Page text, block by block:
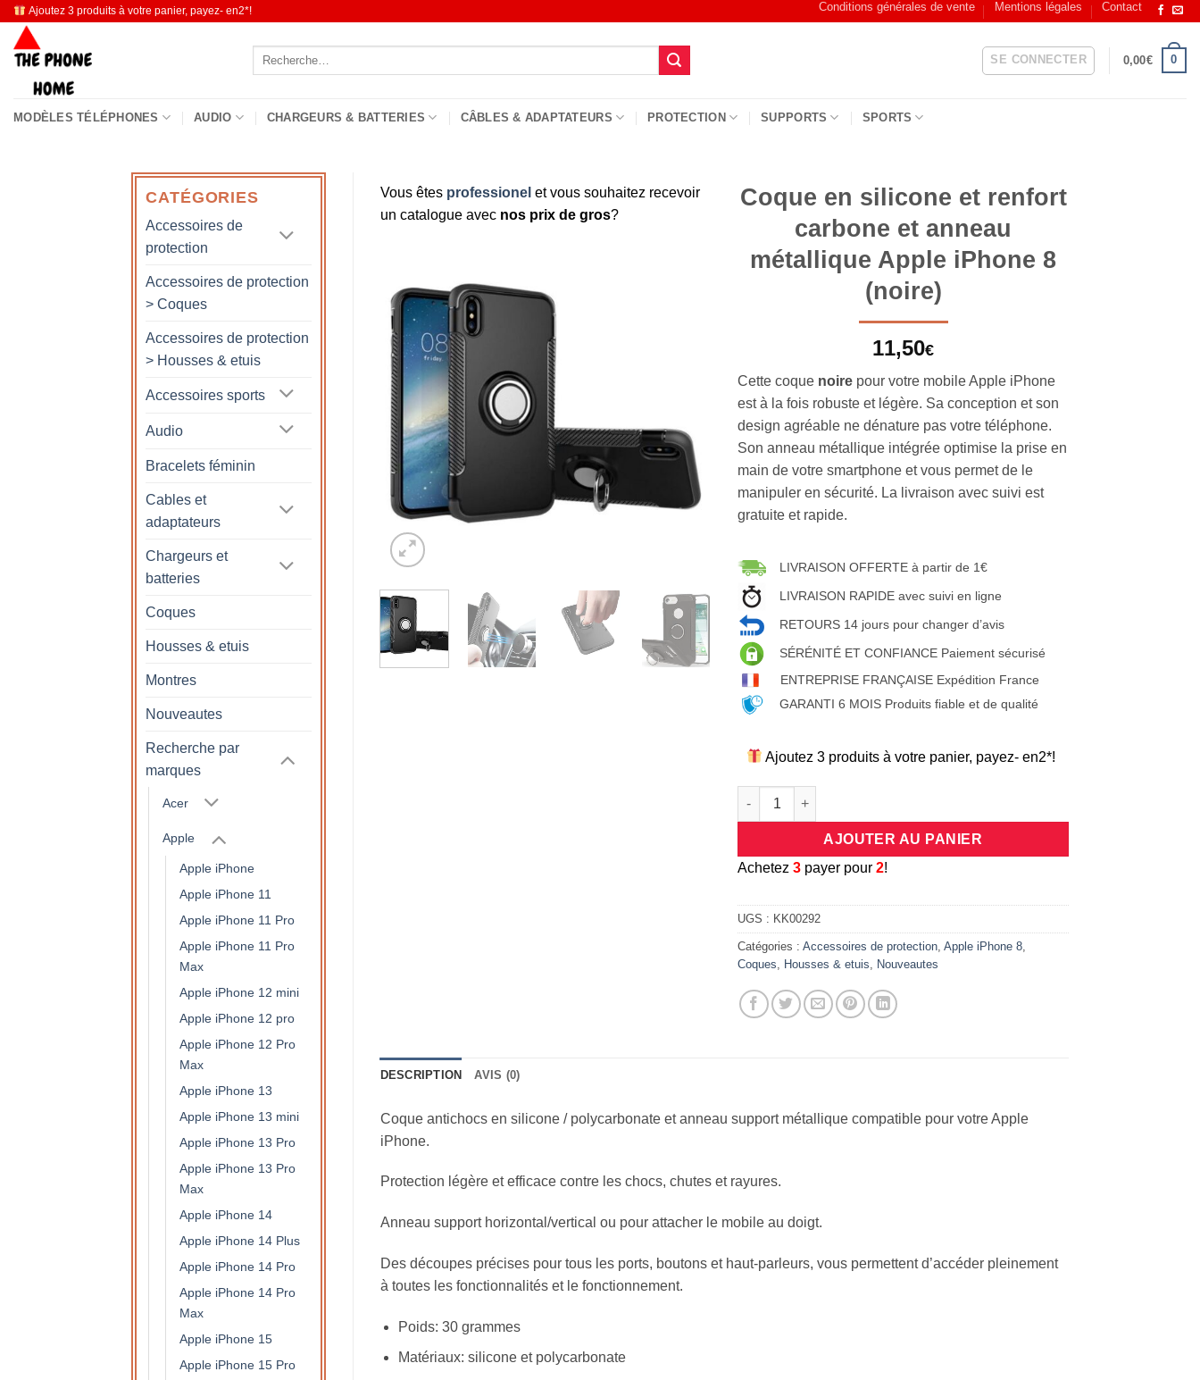
Passer
contenu
Ajoutez 3 produits à votre panier, payez- en2*! Conditions générales de vente Mentions légales Contact
Recherche
SE CONNECTER 0,00€ 0
MODÈLES TÉLÉPHONES AUDIO CHARGEURS & BATTERIES CÂBLES & ADAPTATEURS PROTECTION SUPPORTS SPORTS
CATÉGORIES
Accessoires de
protection
Accessoires de protection
> Coques
Accessoires de protection
> Housses & etuis
Accessoires sports
Audio
Bracelets féminin
Cables et
adaptateurs
Chargeurs et
batteries
Coques
Housses & etuis
Montres
Nouveautes
Recherche par
marques
Acer
Apple
Apple iPhone
Apple iPhone 11
Apple iPhone 11 Pro
Apple iPhone 11 Pro
Max
Apple iPhone 12 mini
Apple iPhone 12 pro
Apple iPhone 12 Pro
Max
Apple iPhone 13
Apple iPhone 13 mini
Apple iPhone 13 Pro
Apple iPhone 13 Pro
Max
Apple iPhone 14
Apple iPhone 14 Plus
Apple iPhone 14 Pro
Apple iPhone 14 Pro
Max
Apple iPhone 15
Apple iPhone 15 Pro
Vous êtes professionel et vous souhaitez recevoir
un catalogue avec nos prix de gros?
Coque en silicone et renfort
carbone et anneau
métallique Apple iPhone 8
(noire)
11,50€
Cette coque noire pour votre mobile Apple iPhone
est à la fois robuste et légère. Sa conception et son
design agréable ne dénature pas votre téléphone.
Son anneau métallique intégrée optimise la prise en
main de votre smartphone et vous permet de le
manipuler en sécurité. La livraison avec suivi est
gratuite et rapide.
LIVRAISON OFFERTE à partir de 1€
LIVRAISON RAPIDE avec suivi en ligne
RETOURS 14 jours pour changer d’avis
SÉRÉNITÉ ET CONFIANCE Paiement sécurisé
ENTREPRISE FRANÇAISE Expédition France
GARANTI 6 MOIS Produits fiable et de qualité
Ajoutez 3 produits à votre panier, payez- en2*!
quantité de Coque en silicone et renfort carbone et anneau métallique
AJOUTER AU PANIER
Achetez3 payer pour2!
UGS : KK00292
Catégories :Accessoires de protection ,Apple iPhone 8
Coques
Housses & etuis Nouveautes
DESCRIPTION AVIS (0)
Coque antichocs en silicone / polycarbonate et anneau support métallique compatible pour votre Apple
iPhone.
Protection légère et efficace contre les chocs, chutes et rayures.
Anneau support horizontal/vertical ou pour attacher le mobile au doigt.
Des découpes précises pour tous les ports, boutons et haut-parleurs, vous permettent d’accéder pleinement
à toutes les fonctionnalités et le fonctionnement.
Poids: 30 grammes
Matériaux: silicone et polycarbonate